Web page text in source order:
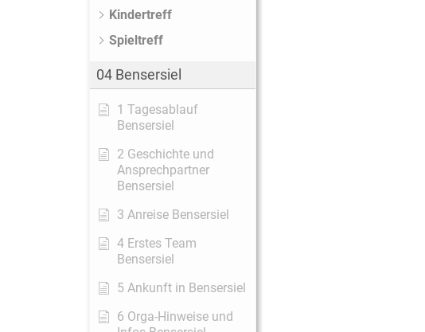
Kindertreff
Spieltreff
04 Bensersiel
1 Tagesablauf
Bensersiel
2 Geschichte und
Ansprechpartner
Bensersiel
3 Anreise Bensersiel
4 Erstes Team
Bensersiel
5 Ankunft in Bensersiel
6 Orga-Hinweise und